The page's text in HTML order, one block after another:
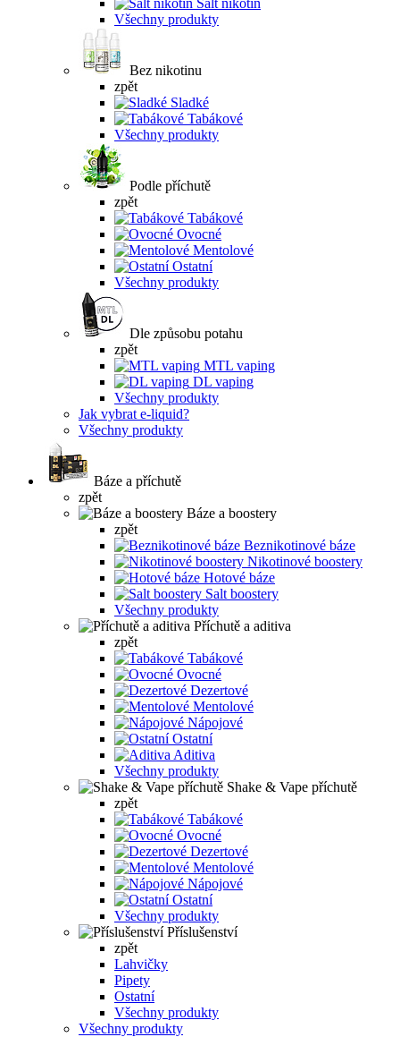
Všechny produkty
Bez nikotinu
zpět
Sladké
Tabákové
Všechny produkty
Podle příchutě
zpět
Tabákové
Ovocné
Mentolové
Ostatní
Všechny produkty
Dle způsobu potahu
zpět
MTL vaping
DL vaping
Všechny produkty
Jak vybrat e-liquid?
Všechny produkty
Báze a příchutě
zpět
Báze a boostery
zpět
Beznikotinové báze
Nikotinové boostery
Hotové báze
Salt boostery
Všechny produkty
Příchutě a aditiva
zpět
Tabákové
Ovocné
Dezertové
Mentolové
Nápojové
Ostatní
Aditiva
Všechny produkty
Shake & Vape příchutě
zpět
Tabákové
Ovocné
Dezertové
Mentolové
Nápojové
Ostatní
Všechny produkty
Příslušenství
zpět
Lahvičky
Pipety
Ostatní
Všechny produkty
Všechny produkty